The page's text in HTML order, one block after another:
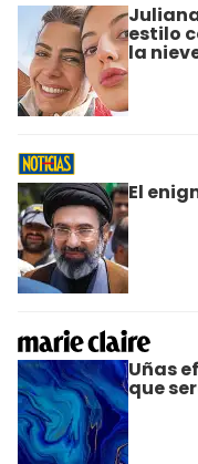
estilo
la
El
Uñas
que